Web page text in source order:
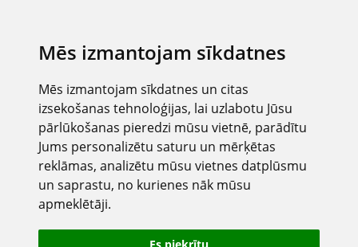
Mēs izmantojam sīkdatnes
Mēs izmantojam sīkdatnes un citas
izsekošanas tehnoloģijas, lai uzlabotu Jūsu
pārlūkošanas pieredzi mūsu vietnē, parādītu
Jums personalizētu saturu un mērķētas
reklāmas, analizētu mūsu vietnes datplūsmu
un saprastu, no kurienes nāk mūsu
apmeklētāji.